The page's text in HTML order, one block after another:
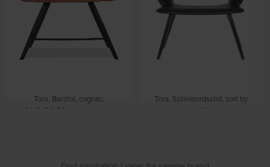
Tora, Barstol, cognac,
H90,5x53x53 cm by House of
Tora, Spisebordsstol, sort by
House of Sander